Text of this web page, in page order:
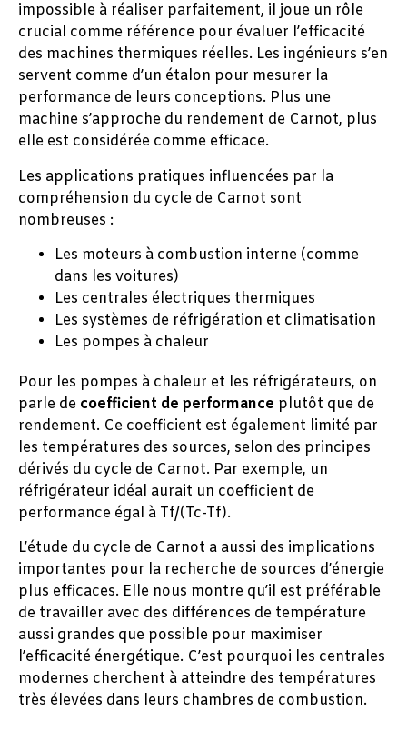
impossible à réaliser parfaitement, il joue un rôle
crucial comme référence pour évaluer l’efficacité
des machines thermiques réelles. Les ingénieurs s’en
servent comme d’un étalon pour mesurer la
performance de leurs conceptions. Plus une
machine s’approche du rendement de Carnot, plus
elle est considérée comme efficace.
Les applications pratiques influencées par la
compréhension du cycle de Carnot sont
nombreuses :
Les moteurs à combustion interne (comme
dans les voitures)
Les centrales électriques thermiques
Les systèmes de réfrigération et climatisation
Les pompes à chaleur
Pour les pompes à chaleur et les réfrigérateurs, on
parle de coefficient de performance plutôt que de
rendement. Ce coefficient est également limité par
les températures des sources, selon des principes
dérivés du cycle de Carnot. Par exemple, un
réfrigérateur idéal aurait un coefficient de
performance égal à Tf/(Tc-Tf).
L’étude du cycle de Carnot a aussi des implications
importantes pour la recherche de sources d’énergie
plus efficaces. Elle nous montre qu’il est préférable
de travailler avec des différences de température
aussi grandes que possible pour maximiser
l’efficacité énergétique. C’est pourquoi les centrales
modernes cherchent à atteindre des températures
très élevées dans leurs chambres de combustion.